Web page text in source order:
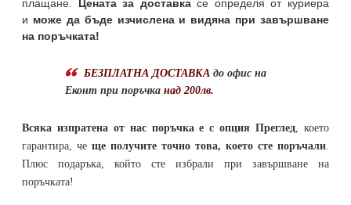
плащане. Цената за доставкасе определя от куриера
и може да бъде изчислена и видяна при завършване
на поръчката!
БЕЗПЛАТНА ДОСТАВКА до офис на
Еконт при поръчка над 200лв.
Всяка изпратена от нас поръчка е с опция Преглед, което
гарантира, че ще получите точно това, което сте поръчали.
Плюс подаръка, който сте избрали при завършване на
поръчката!